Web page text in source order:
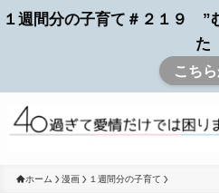
１週間分の子育て＃２１９
た
こち
ホーム 漫画 １週間分の子育て